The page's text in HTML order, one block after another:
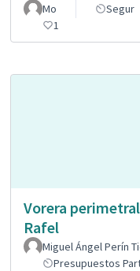
Mo Segur
1
Vorera
Rafel
Miguel Ángel Perín
Presupuestos